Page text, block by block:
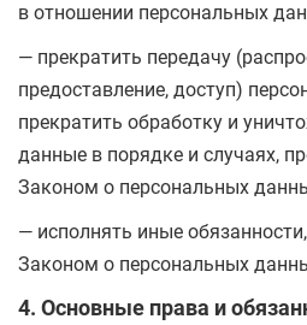
в отношении персональных
— прекратить передачу
предоставление, доступ)
прекратить обработку и
данные в порядке и случаях,
Законом о персональных
— исполнять иные
Законом о персональных
4. Основные права и